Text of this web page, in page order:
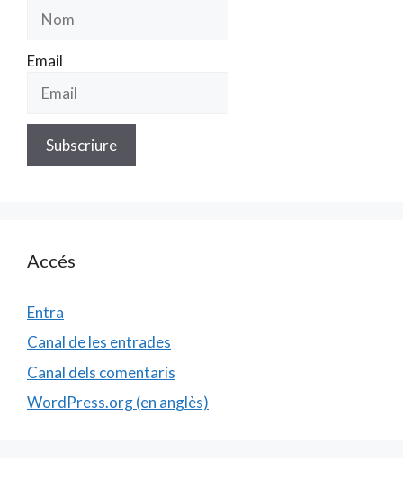
Email
Accés
Entra
Canal de les entrades
Canal dels comentaris
WordPress.org (en anglès)